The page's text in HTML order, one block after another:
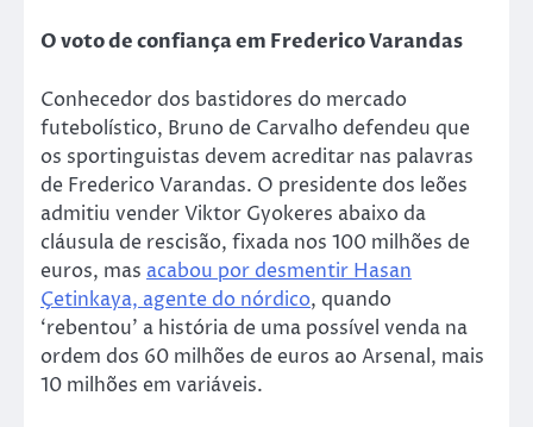
O voto de confiança em Frederico Varandas
Conhecedor dos bastidores do mercado
futebolístico, Bruno de Carvalho defendeu que
os sportinguistas devem acreditar nas palavras
de Frederico Varandas. O presidente dos leões
admitiu vender Viktor Gyokeres abaixo da
cláusula de rescisão, fixada nos 100 milhões de
euros, mas acabou por desmentir Hasan
Çetinkaya, agente do nórdico, quando
‘rebentou’ a história de uma possível venda na
ordem dos 60 milhões de euros ao Arsenal, mais
10 milhões em variáveis.